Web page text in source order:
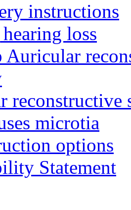
instructions
loss
Auricular
reconstructive
microtia
options
Statement